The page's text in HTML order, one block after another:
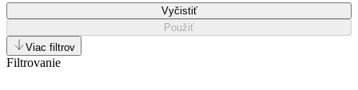
Vyčistiť
Použiť
Viac filtrov
Filtrovanie